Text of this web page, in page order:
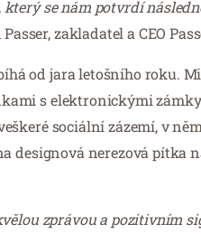
se nám potvrdí
zakladatel a CEO
od jara letošního roku.
s elektronickými
sociální zázemí, v
designová nerezová pítka
zprávou a pozitivním